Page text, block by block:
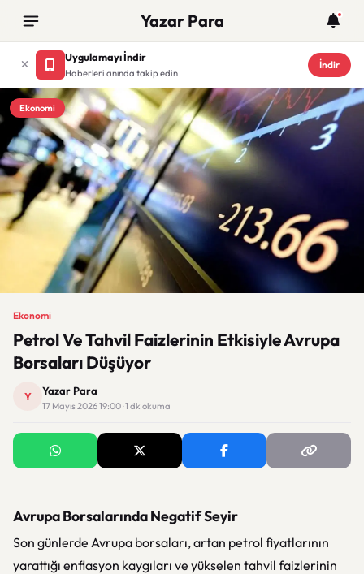
Yazar Para
Uygulamayı İndir
Haberleri anında takip edin
İndir
Ekonomi
Ekonomi
Petrol Ve Tahvil Faizlerinin Etkisiyle Avrupa
Borsaları Düşüyor
Y Yazar Para
17 Mayıs 2026 19:00 · 1 dk okuma
Avrupa Borsalarında Negatif Seyir
Son günlerde Avrupa borsaları, artan petrol fiyatlarının
yarattığı enflasyon kaygıları ve yükselen tahvil faizlerinin